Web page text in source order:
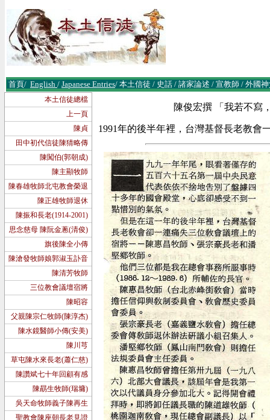
首頁/ English / Japanese Entries/ 本土信徒 / 史話 / 諸家論述 / 宣教師 / 外國
本土信徒總檔
上一頁
陳貞
田中初代信徒陳猜略傳
陳闖伯(郭朝成)
陳主顯牧師
陳春雄牧師北屯教會榮退
陳正雄牧師退休
陳振和長老(1914-2001)
思念慈母 陳阮金蔥(清俊)
旗後陳全小傳
陳滄發牧師娘郭淑玉訃音
陳清芳牧師
三位教會議壇宿將
陳昭容
父親陳宗仁牧師(陳淳杰)
陳水鏡醫師小傳(安美)
陳川芎
草屯陳水來長老(蕭仁慈)
陳讚斌七十年回顧有感
陳勗生牧師(瑞墉)
吳天命牧師義子陳再生
聖教會陳座朝長老見證
陳俊宏撰 「我若不寫
1991年的後半年裡，台灣基督長老教